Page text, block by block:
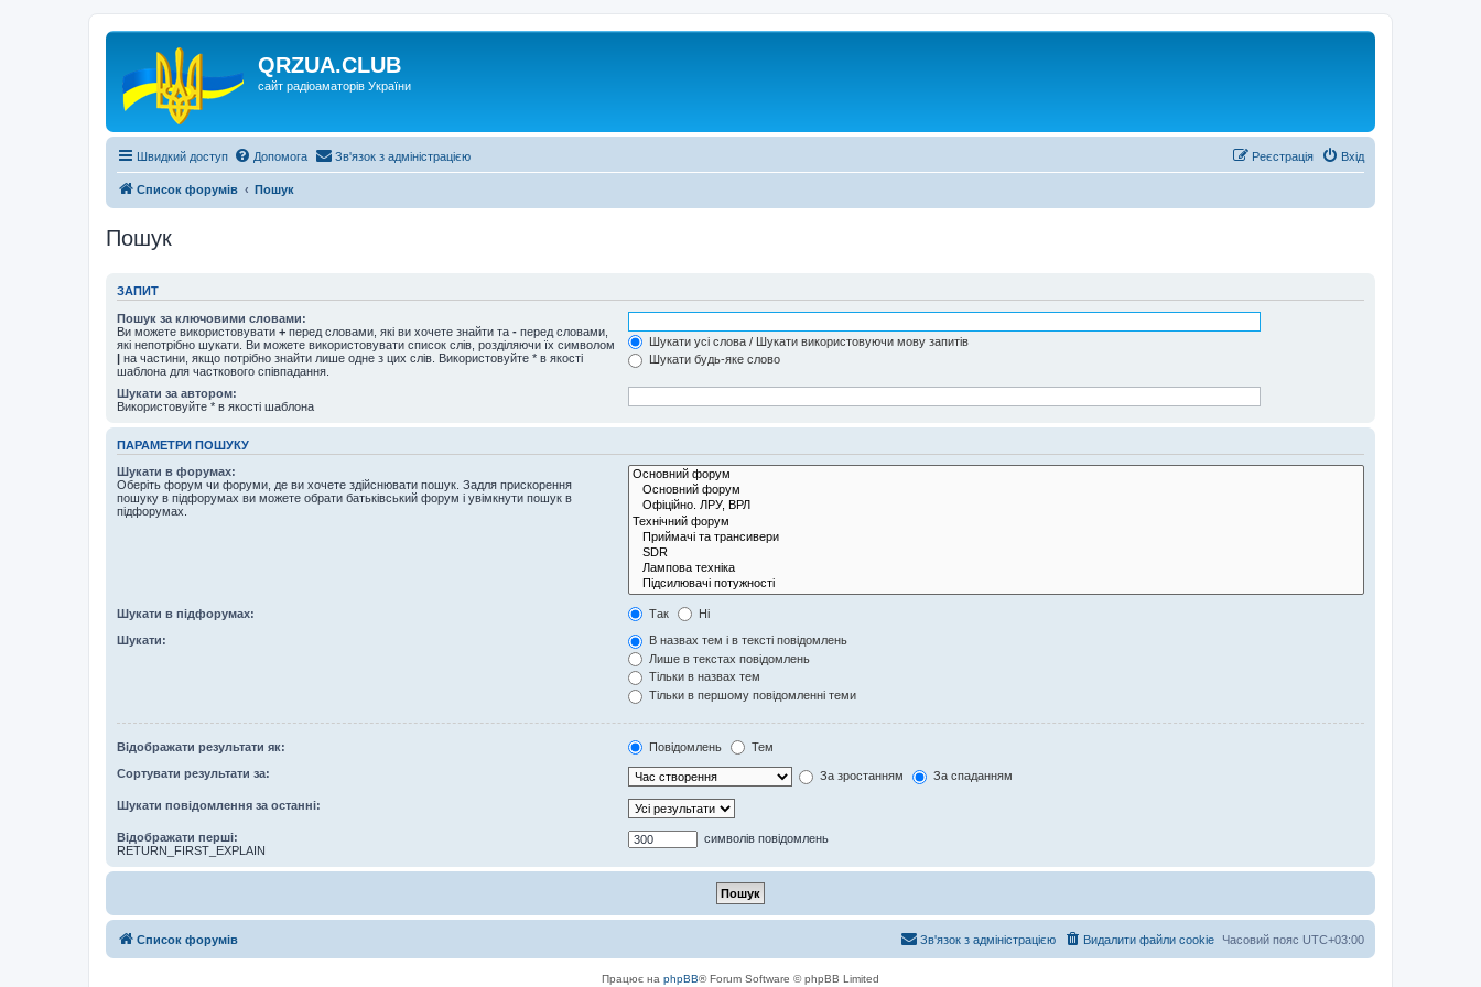
QRZUA.CLUB
сайт радіоаматорів України
Швидкий доступ Допомога Зв'язок з адміністрацією Вхід
Реєстрація
Список форумів Пошук
Пошук
ЗАПИТ
Пошук за ключовими словами:
Ви можете використовувати + перед словами, які ви хочете знайти та - перед словами,
які непотрібно шукати. Ви можете використовувати список слів, розділяючи їх символом
| на частини, якщо потрібно знайти лише одне з цих слів. Використовуйте * в якості
шаблона для часткового співпадання.
Шукати усі слова / Шукати використовуючи мову запитів
Шукати будь-яке слово
Шукати за автором:
Використовуйте * в якості шаблона
ПАРАМЕТРИ ПОШУКУ
Шукати в форумах:
Оберіть форум чи форуми, де ви хочете здійснювати пошук. Задля прискорення
пошуку в підфорумах ви можете обрати батьківський форум і увімкнути пошук в
підфорумах.
Шукати в підфорумах: Так Ні
Шукати:
В назвах тем і в тексті повідомлень
Лише в текстах повідомлень
Тільки в назвах тем
Тільки в першому повідомленні теми
Відображати результати як: Повідомлень Тем
Сортувати результати за: За зростанням За спаданням
Шукати повідомлення за останні:
Відображати перші:
RETURN_FIRST_EXPLAIN
символів повідомлень
Список форумів Часовий пояс UTC+03:00
Видалити файли cookie
Зв'язок з адміністрацією
Працює на phpBB® Forum Software © phpBB Limited